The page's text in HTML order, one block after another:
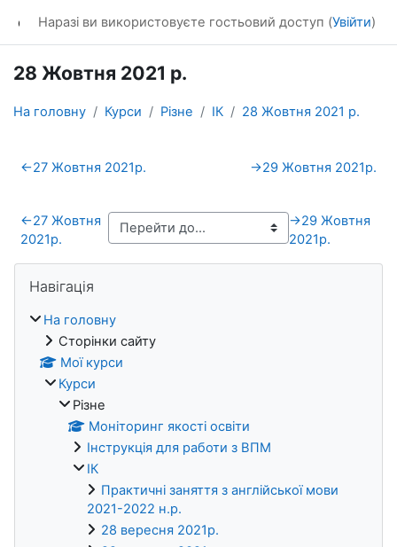
Наразі ви використовуєте гостьовий доступ (Увійти)
28 Жовтня 2021 р.
На головну Курси Різне ІК 28 Жовтня 2021 р.
Схема розділу
←27 Жовтня 2021р. →29 Жовтня 2021р.
←27 Жовтня
2021р.
→29 Жовтня
2021р.
Навігація
На головну
Сторінки сайту
Мої курси
Курси
Різне
Моніторинг якості освіти
Інструкція для работи з ВПМ
ІК
Практичні заняття з англійської мови
2021-2022 н.р.
28 вересня 2021р.